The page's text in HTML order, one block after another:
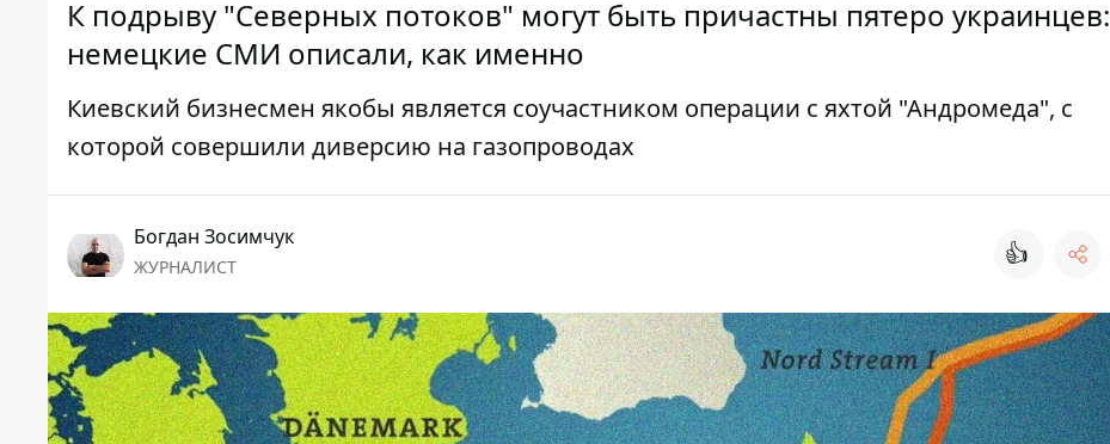
К подрыву "Северных потоков" могут быть причастны пятеро украинцев:
немецкие СМИ описали, как именно
Киевский бизнесмен якобы является соучастником операции с яхтой "Андромеда", с
которой совершили диверсию на газопроводах
Богдан Зосимчук
ЖУРНАЛИСТ 👍